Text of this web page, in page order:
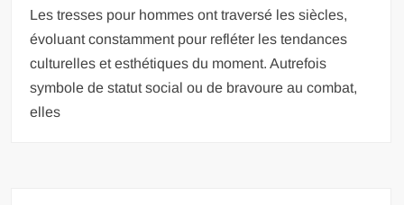
Les tresses pour hommes ont traversé les siècles,
évoluant constamment pour refléter les tendances
culturelles et esthétiques du moment. Autrefois
symbole de statut social ou de bravoure au combat,
elles